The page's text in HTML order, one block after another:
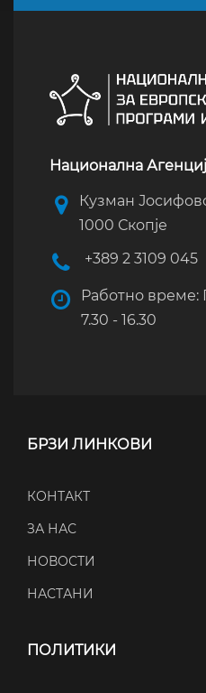
Национална
Кузман
1000 Скопје
+389 2 3109 045
Работно време:
7.30 - 16.30
БРЗИ ЛИНКОВИ
КОНТАКТ
ЗА НАС
НОВОСТИ
НАСТАНИ
ПОЛИТИКИ